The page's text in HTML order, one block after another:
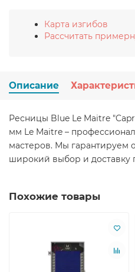
Карта изгибов
Рассчитать
Описание
Ресницы Blue Le Maitre
мм Le Maitre –
мастеров. Мы гарантируем
широкий выбор и доставку
Похожие товары